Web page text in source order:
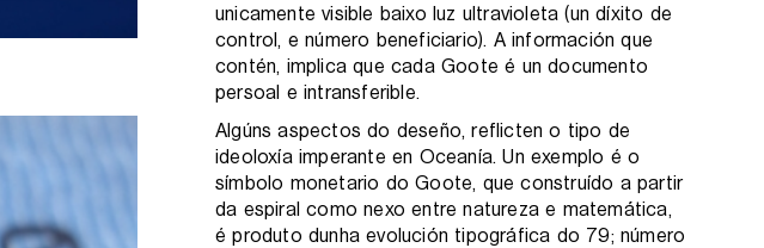
unicamente visible baixo luz ultravioleta (un díxito de
control, e número beneficiario). A información que
contén, implica que cada Goote é un documento
persoal e intransferible.
Algúns aspectos do deseño, reflicten o tipo de
ideoloxía imperante en Oceanía. Un exemplo é o
símbolo monetario do Goote, que construído a partir
da espiral como nexo entre natureza e matemática,
é produto dunha evolución tipográfica do 79; número